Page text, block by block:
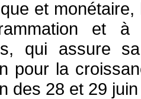
et
et à
qui assure
pour la
des 28 et 29